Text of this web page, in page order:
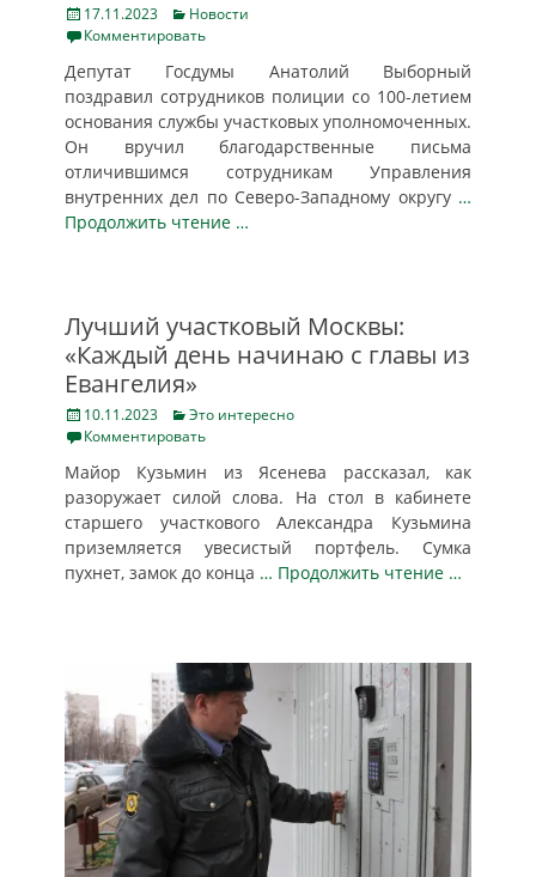
Posted
on
17.11.2023 Categories
Новости
Комментировать
Депутат Госдумы Анатолий Выборный
поздравил сотрудников полиции со 100-летием
основания службы участковых уполномоченных.
Он вручил благодарственные письма
отличившимся сотрудникам Управления
внутренних дел по Северо-Западному округу …
Продолжить чтение …
Лучший участковый Москвы:
«Каждый день начинаю с главы из
Евангелия»
Posted
on
10.11.2023 Categories
Это интересно
Комментировать
Майор Кузьмин из Ясенева рассказал, как
разоружает силой слова. На стол в кабинете
старшего участкового Александра Кузьмина
приземляется увесистый портфель. Сумка
пухнет, замок до конца … Продолжить чтение …